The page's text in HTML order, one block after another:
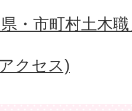
・市町村土木
クセス)